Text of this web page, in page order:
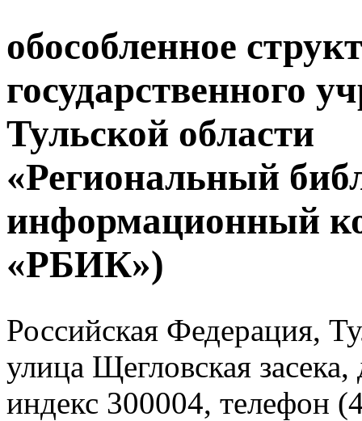
обособленное
государственного
Тульской области
«Региональный
информационный
«РБИК»)
Российская Федерация,
улица Щегловская
индекс 300004, телефон